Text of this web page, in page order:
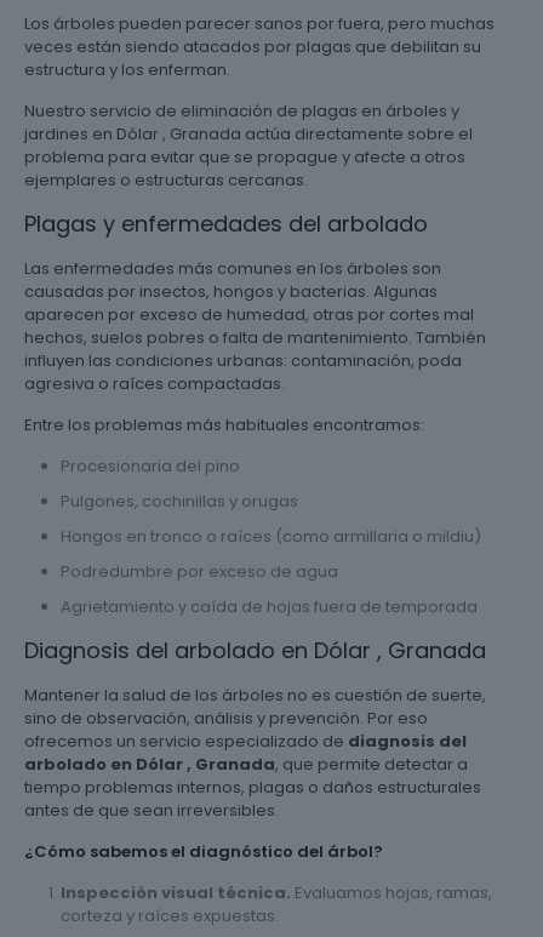
Los árboles pueden parecer sanos por fuera, pero muchas
veces están siendo atacados por plagas que debilitan su
estructura y los enferman.
Nuestro servicio de eliminación de plagas en árboles y
jardines en Dólar , Granada actúa directamente sobre el
problema para evitar que se propague y afecte a otros
ejemplares o estructuras cercanas.
Plagas y enfermedades del arbolado
Las enfermedades más comunes en los árboles son
causadas por insectos, hongos y bacterias. Algunas
aparecen por exceso de humedad, otras por cortes mal
hechos, suelos pobres o falta de mantenimiento. También
influyen las condiciones urbanas: contaminación, poda
agresiva o raíces compactadas.
Entre los problemas más habituales encontramos:
Procesionaria del pino
Pulgones, cochinillas y orugas
Hongos en tronco o raíces (como armillaria o mildiu)
Podredumbre por exceso de agua
Agrietamiento y caída de hojas fuera de temporada
Diagnosis del arbolado en Dólar , Granada
Mantener la salud de los árboles no es cuestión de suerte,
sino de observación, análisis y prevención. Por eso
ofrecemos un servicio especializado de diagnosis del
arbolado en Dólar , Granada, que permite detectar a
tiempo problemas internos, plagas o daños estructurales
antes de que sean irreversibles.
¿Cómo sabemos el diagnóstico del árbol?
Inspección visual técnica. Evaluamos hojas, ramas,
corteza y raíces expuestas.